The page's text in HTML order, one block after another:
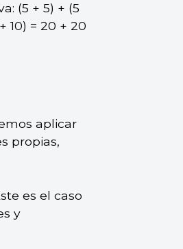
(5 + 5) + (5
10) = 20 + 20
aplicar
propias,
es el caso
y